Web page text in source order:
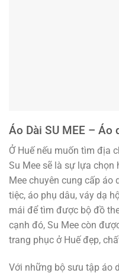
Áo Dài SU MEE – Áo
Ở Huế nếu muốn tìm địa
Su Mee sẽ là sự lựa chọn
Mee chuyên cung cấp áo
tiệc, áo phụ dâu, váy dạ
mái để tìm được bộ đồ
cạnh đó, Su Mee còn
trang phục ở Huế đẹp,
Với những bộ sưu tập áo